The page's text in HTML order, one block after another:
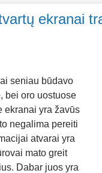
ekranai
seniau būdavo
bei oro uostuose
ekranai yra žavūs
negalima pereiti
atvarai yra
mato greit
Dabar juos yra